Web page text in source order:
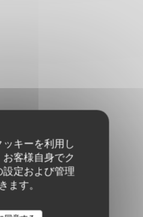
キーを利用し
客様自身でク
設定および管理
ます。